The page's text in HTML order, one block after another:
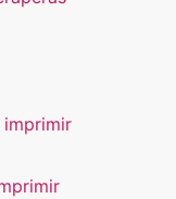
imprimir